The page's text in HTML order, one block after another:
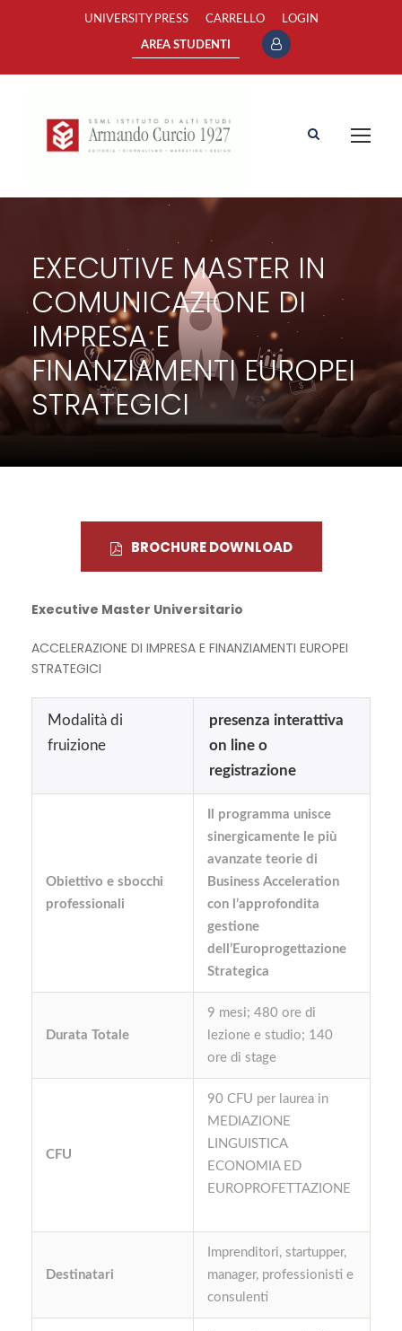
UNIVERSITY PRESS CARRELLO LOGIN
AREA STUDENTI
EXECUTIVE MASTER IN
COMUNICAZIONE DI
IMPRESA E
FINANZIAMENTI EUROPEI
STRATEGICI
BROCHURE DOWNLOAD
Executive Master Universitario
ACCELERAZIONE DI IMPRESA E FINANZIAMENTI EUROPEI
STRATEGICI
Modalità di
fruizione
presenza interattiva
on line o
registrazione
Obiettivo e sbocchi
professionali
Il programma unisce
sinergicamente le più
avanzate teorie di
Business Acceleration
con l’approfondita
gestione
dell’Europrogettazione
Strategica
Durata Totale
9 mesi; 480 ore di
lezione e studio; 140
ore di stage
CFU
90 CFU per laurea in
MEDIAZIONE
LINGUISTICA
ECONOMIA ED
EUROPROFETTAZIONE
Destinatari
Imprenditori, startupper,
manager, professionisti e
consulenti